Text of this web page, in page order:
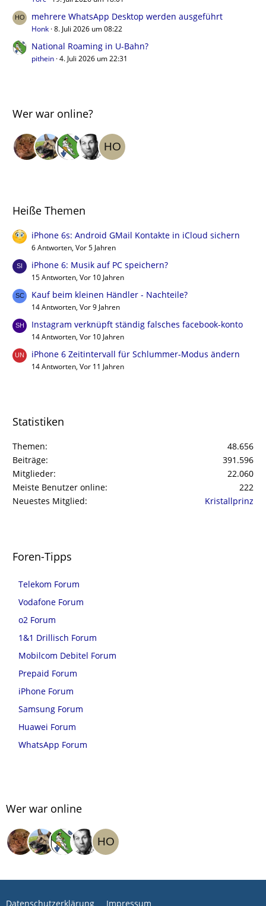
mehrere WhatsApp Desktop werden ausgeführt
Honk 8. Juli 2026 um 08:22
National Roaming in U-Bahn?
pithein 4. Juli 2026 um 22:31
Wer war online?
Heiße Themen
iPhone 6s: Android GMail Kontakte in iCloud sichern
6 Antworten, Vor 5 Jahren
iPhone 6: Musik auf PC speichern?
15 Antworten, Vor 10 Jahren
Kauf beim kleinen Händler - Nachteile?
14 Antworten, Vor 9 Jahren
Instagram verknüpft ständig falsches facebook-konto
14 Antworten, Vor 10 Jahren
iPhone 6 Zeitintervall für Schlummer-Modus ändern
14 Antworten, Vor 11 Jahren
Statistiken
Themen
48.656
Beiträge
391.596
Mitglieder
22.060
Meiste Benutzer online
222
Neuestes Mitglied
Kristallprinz
Foren-Tipps
Telekom Forum
Vodafone Forum
o2 Forum
1&1 Drillisch Forum
Mobilcom Debitel Forum
Prepaid Forum
iPhone Forum
Samsung Forum
Huawei Forum
WhatsApp Forum
Wer war online
Datenschutzerklärung Impressum